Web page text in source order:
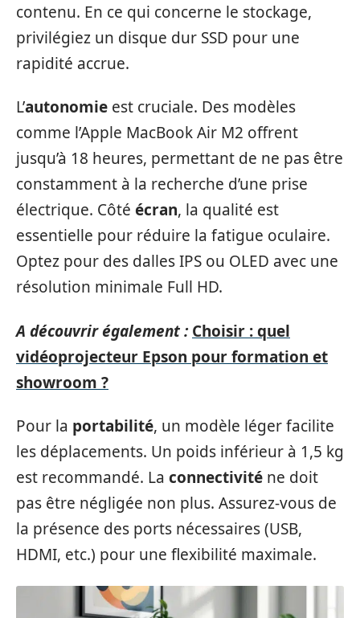
contenu. En ce qui concerne le stockage,
privilégiez un disque dur SSD pour une
rapidité accrue.
L’autonomie est cruciale. Des modèles
comme l’Apple MacBook Air M2 offrent
jusqu’à 18 heures, permettant de ne pas être
constamment à la recherche d’une prise
électrique. Côté écran, la qualité est
essentielle pour réduire la fatigue oculaire.
Optez pour des dalles IPS ou OLED avec une
résolution minimale Full HD.
A découvrir également : Choisir : quel
vidéoprojecteur Epson pour formation et
showroom ?
Pour la portabilité, un modèle léger facilite
les déplacements. Un poids inférieur à 1,5 kg
est recommandé. La connectivité ne doit
pas être négligée non plus. Assurez-vous de
la présence des ports nécessaires (USB,
HDMI, etc.) pour une flexibilité maximale.